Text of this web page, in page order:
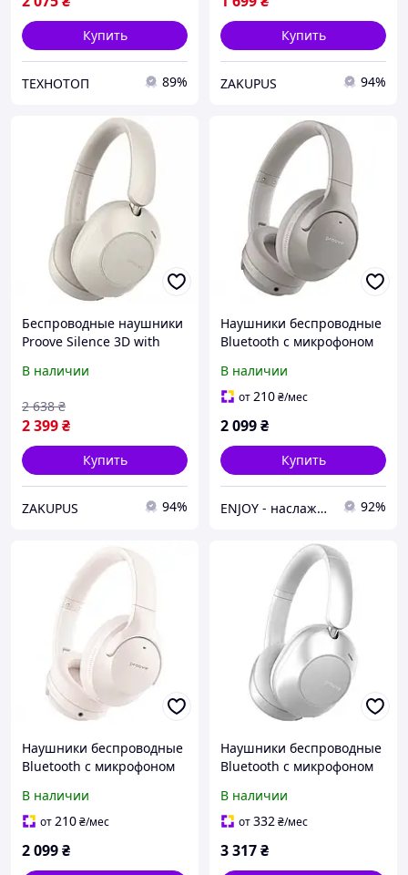
Купить
ТЕХНОТОП 89%
Купить
ZAKUPUS 94%
Беспроводные наушники
Proove Silence 3D with
/ 1200 мАч Beige
В наличии
2 399₴
2 638 ₴
Купить
ZAKUPUS 94%
Наушники беспроводные
Bluetooth c микрофоном
|BT5.3, 25H, AUX, Type-C|
Серый
В наличии
от210₴/мес
2 099₴
Купить
ENJOY - наслаждайтесь покупками вместе с нами! 92%
Наушники беспроводные
Bluetooth c микрофоном
|BT5.3, 25H, AUX, Type-C|
Бежевый
В наличии
от210₴/мес
2 099₴
Наушники беспроводные
Bluetooth c микрофоном
ANС |BT5.3, 55H, AUX,
Type-C| light gray
В наличии
от332₴/мес
3 317₴